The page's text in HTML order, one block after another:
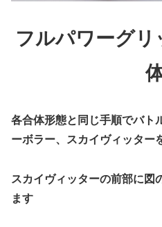
フルパワーグリ
各合体形態と同じ手順でバト
ーボラー、スカイヴィッター
スカイヴィッターの前部に図
ます